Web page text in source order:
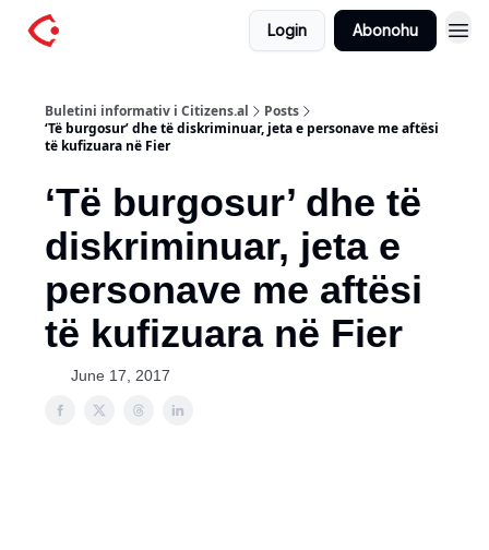
Login Abonohu
Buletini informativ i Citizens.al
Posts
‘Të burgosur’ dhe të diskriminuar, jeta e personave me aftësi
të kufizuara në Fier
‘Të burgosur’ dhe të
diskriminuar, jeta e
personave me aftësi
të kufizuara në Fier
June 17, 2017